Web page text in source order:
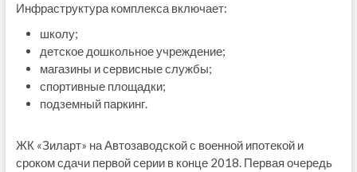
Инфраструктура комплекса включает:
школу;
детское дошкольное учреждение;
магазины и сервисные службы;
спортивные площадки;
подземный паркинг.
ЖК «Зиларт» на Автозаводской с военной ипотекой и
сроком сдачи первой серии в конце 2018. Первая очередь